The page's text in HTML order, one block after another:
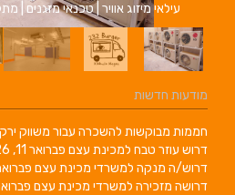
עילאי מיזוג אוויר | טכנאי מזגנים |
מודעות חדשות
חממות מבוקשות להשכרה עבור משווק
דרוש עוזר טבח למכינת עצם פברואר 11, 2026
דרוש/ה מנקה למשרדי מכינת עצם פברואר 11,
דרושה מזכירה למשרדי מכינת עצם פברואר 11,